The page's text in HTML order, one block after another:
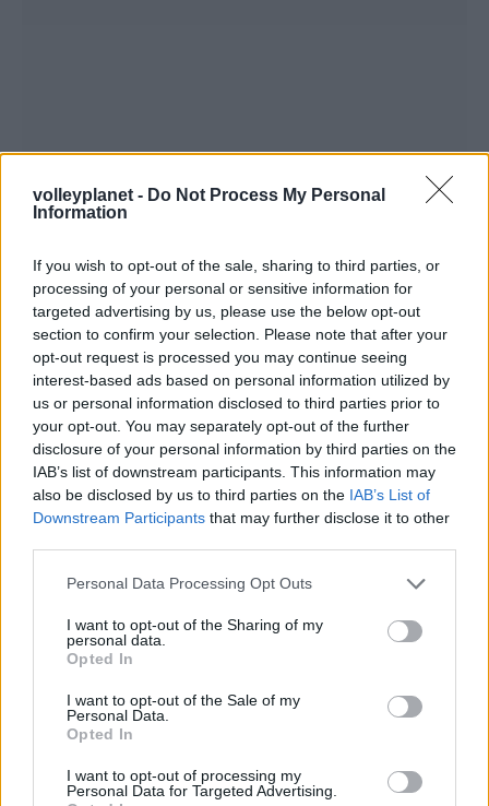
volleyplanet - Do Not Process My Personal
Information
If you wish to opt-out of the sale, sharing to third parties, or
processing of your personal or sensitive information for
targeted advertising by us, please use the below opt-out
section to confirm your selection. Please note that after your
opt-out request is processed you may continue seeing
interest-based ads based on personal information utilized by
us or personal information disclosed to third parties prior to
your opt-out. You may separately opt-out of the further
disclosure of your personal information by third parties on the
IAB’s list of downstream participants. This information may
also be disclosed by us to third parties on the IAB’s List of
Downstream Participants that may further disclose it to other
Please note that this website/app uses one or more Google
not limited to your visit or usage behaviour. You may click to
grant or deny consent to Google and its third-party tags to
use your data for below specified purposes in below Google
consent section.
Personal Data Processing Opt Outs
I want to opt-out of the Sharing of my
personal data.
Opted In
I want to opt-out of the Sale of my
Personal Data.
Opted In
I want to opt-out of processing my
Personal Data for Targeted Advertising.
Προηγούμενο 1 … 9 10